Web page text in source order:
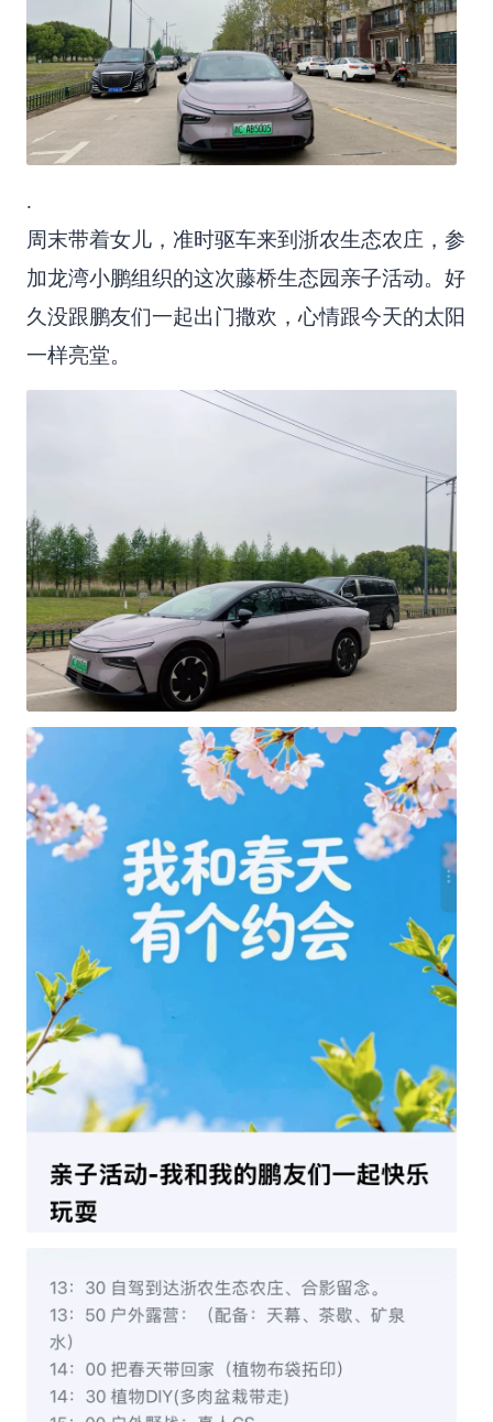
.
周末带着女儿，准时驱车来到浙农生态农庄，参
加龙湾小鹏组织的这次藤桥生态园亲子活动。好
久没跟鹏友们一起出门撒欢，心情跟今天的太阳
一样亮堂。